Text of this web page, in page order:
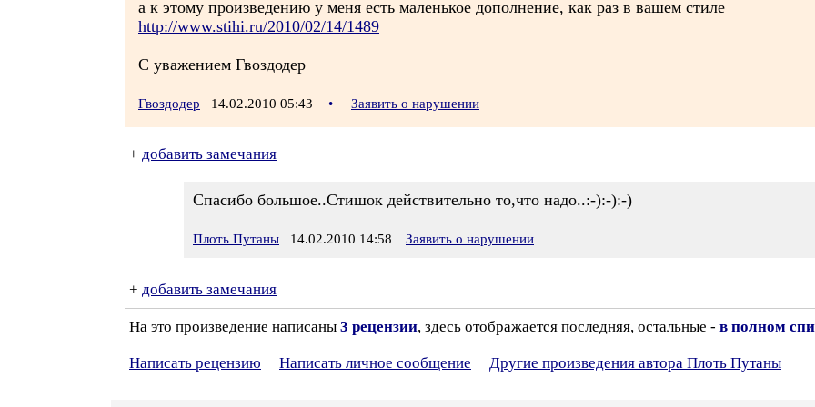
а к этому произведению у меня есть маленькое дополнение, как раз в вашем стиле
http://www.stihi.ru/2010/02/14/1489
С уважением Гвоздодер
Гвоздодер 14.02.2010 05:43 • Заявить о нарушении
+ добавить замечания
Спасибо большое..Стишок действительно то,что надо..:-):-):-)
Плоть Путаны 14.02.2010 14:58 Заявить о нарушении
+ добавить замечания
На это произведение написаны 3 рецензии, здесь отображается последняя, остальные - в полном
Написать рецензию Написать личное сообщение Другие произведения автора Плоть Путаны